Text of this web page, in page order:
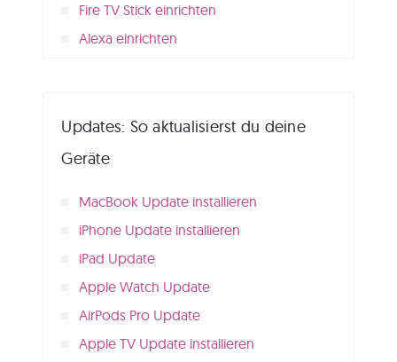
Fire TV Stick einrichten
Alexa einrichten
Updates: So aktualisierst du deine
Geräte
MacBook Update installieren
iPhone Update installieren
iPad Update
Apple Watch Update
AirPods Pro Update
Apple TV Update installieren